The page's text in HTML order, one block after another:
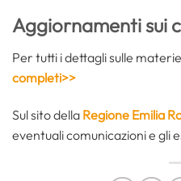
Aggiornamenti sui
Per tutti i dettagli sulle
completi>>
Sul sito della Regione Emilia
eventuali comunicazioni e gli